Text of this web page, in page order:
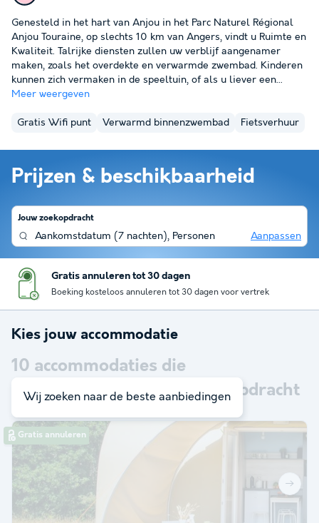
Genesteld in het hart van Anjou in het Parc Naturel Régional
Anjou Touraine, op slechts 10 km van Angers, vindt u Ruimte en
Kwaliteit. Talrijke diensten zullen uw verblijf aangenamer
maken, zoals het overdekte en verwarmde zwembad. Kinderen
kunnen zich vermaken in de speeltuin, of als u liever een...
Meer weergeven
Gratis Wifi punt Verwarmd binnenzwembad Fietsverhuur
Prijzen & beschikbaarheid
Jouw zoekopdracht
Aankomstdatum (7 nachten), Personen Aanpassen
Gratis annuleren tot 30 dagen
Boeking kosteloos annuleren tot 30 dagen voor vertrek
Kies jouw accommodatie
10 accommodaties die
overeenkomen met je zoekopdracht
Gratis annuleren
Wij zoeken naar de beste aanbiedingen